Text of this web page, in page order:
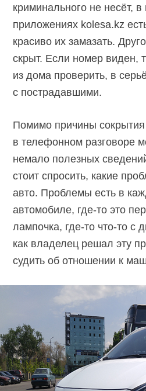
криминального не несёт,
приложениях kolesa.kz
красиво их замазать.
скрыт. Если номер виден,
из дома проверить, в
с пострадавшими.
Помимо причины
в телефонном разговоре
немало полезных
стоит спросить, какие
авто. Проблемы есть в
автомобиле, где-то это
лампочка, где-то что-то с
как владелец решал эту
судить об отношении к